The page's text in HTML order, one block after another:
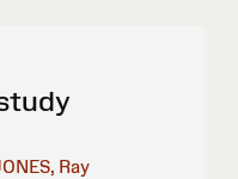
Ray